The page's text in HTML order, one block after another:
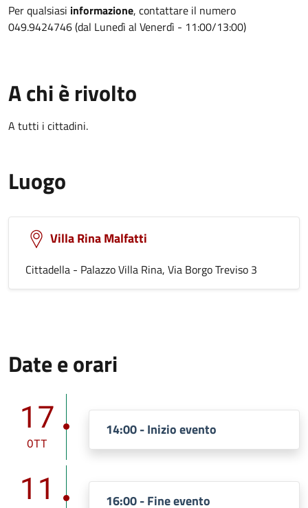
Per qualsiasi informazione, contattare il numero
049.9424746 (dal Lunedì al Venerdì - 11:00/13:00)
A chi è rivolto
A tutti i cittadini.
Luogo
Villa Rina Malfatti
Cittadella - Palazzo Villa Rina, Via Borgo Treviso 3
Date e orari
17
OTT
14:00 - Inizio evento
11 16:00 - Fine evento